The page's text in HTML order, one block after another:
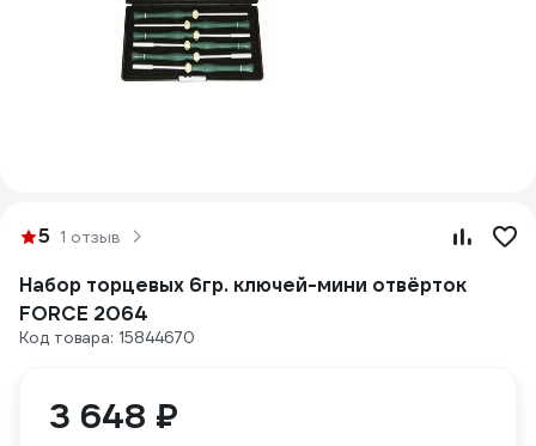
5 1 отзыв
Набор торцевых 6гр. ключей-мини отвёрток
FORCE 2064
Код товара: 15844670
3 648 ₽